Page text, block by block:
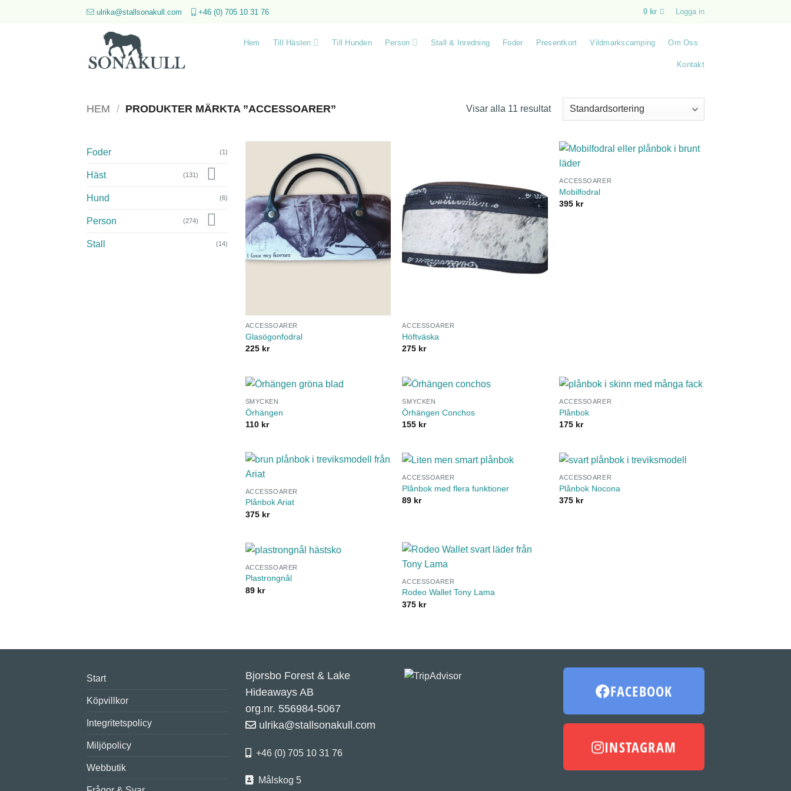
ulrika@stallsonakull.com +46 (0) 705 10 31 76 0 kr Logga in
Hem Till Hästen Till Hunden Person Stall & Inredning Foder Presentkort Vildmarkscamping Om Oss
Kontakt
HEM / PRODUKTER MÄRKTA ”ACCESSOARER” Visar alla 11 resultat
Foder (1)
Häst (131)
Hund (6)
Person (274)
Stall (14)
ACCESSOARER
Glasögonfodral
225 kr
ACCESSOARER
Höftväska
275 kr
ACCESSOARER
Mobilfodral
395 kr
SMYCKEN
Örhängen
110 kr
SMYCKEN
Örhängen Conchos
155 kr
ACCESSOARER
Plånbok
175 kr
ACCESSOARER
Plånbok Ariat
375 kr
ACCESSOARER
Plånbok med flera funktioner
89 kr
ACCESSOARER
Plånbok Nocona
375 kr
ACCESSOARER
Plastrongnål
89 kr
ACCESSOARER
Rodeo Wallet Tony Lama
375 kr
Start
Köpvillkor
Integritetspolicy
Miljöpolicy
Webbutik
Bjorsbo Forest & Lake
Hideaways AB
org.nr. 556984-5067
ulrika@stallsonakull.com
+46 (0) 705 10 31 76
Målskog 5
FACEBOOK
INSTAGRAM